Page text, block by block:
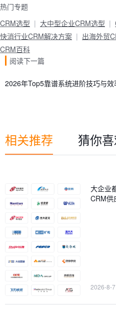
热门专题
CRM选型
大中型企业CRM选型
快消行业CRM解决方案
出海外贸
CRM百科
阅读下一篇
2026年Top5靠谱系统进阶技巧与
相关推荐 猜你
大企业
CRM供
2026-8-7